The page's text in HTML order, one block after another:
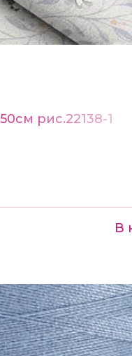
рис.22138-1
В